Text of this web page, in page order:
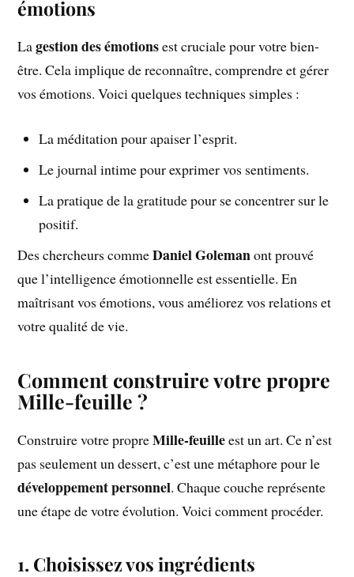
émotions
Lagestion des émotionsest cruciale pour votre bien-
être. Cela implique de reconnaître, comprendre et gérer
vos émotions. Voici quelques techniques simples :
La méditation pour apaiser l’esprit.
Le journal intime pour exprimer vos sentiments.
La pratique de la gratitude pour se concentrer sur le
positif.
Des chercheurs commeDaniel Golemanont prouvé
que l’intelligence émotionnelle est essentielle. En
maîtrisant vos émotions, vous améliorez vos relations et
votre qualité de vie.
Comment construire votre propre
Mille-feuille ?
Construire votre propreMille-feuilleest un art. Ce n’est
pas seulement un dessert, c’est une métaphore pour le
développement personnel. Chaque couche représente
une étape de votre évolution. Voici comment procéder.
1. Choisissez vos ingrédients